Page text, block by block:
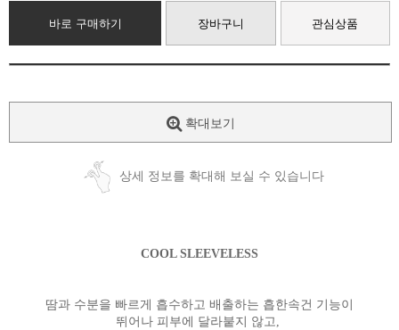
바로 구매하기 장바구니 관심상품
확대보기
상세 정보를 확대해 보실 수 있습니다
COOL SLEEVELESS
땀과 수분을 빠르게 흡수하고 배출하는 흡한속건 기능이
뛰어나 피부에 달라붙지 않고,